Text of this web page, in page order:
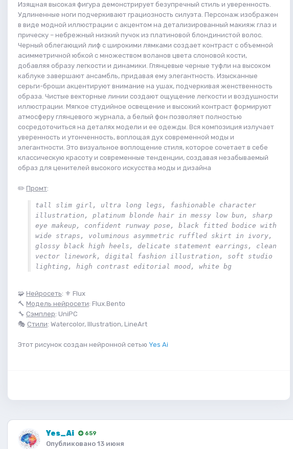
Изящная высокая фигура демонстрирует безупречный стиль и уверенность.
Удлиненные ноги подчеркивают грациозность силуэта. Персонаж изображен
в виде модной иллюстрации с акцентом на детализированный макияж глаз и
прическу – небрежный низкий пучок из платиновой блондинистой волос.
Черный облегающий лиф с широкими лямками создает контраст с объемной
асимметричной юбкой с множеством воланов цвета слоновой кости,
добавляя образу легкости и динамики. Глянцевые черные туфли на высоком
каблуке завершают ансамбль, придавая ему элегантность. Изысканные
серьги-броши акцентируют внимание на ушах, подчеркивая женственность
образа. Чистые векторные линии создают ощущение легкости и воздушности
иллюстрации. Мягкое студийное освещение и высокий контраст формируют
атмосферу глянцевого журнала, а белый фон позволяет полностью
сосредоточиться на деталях модели и ее одежды. Вся композиция излучает
уверенность и утонченность, воплощая дух современной моды и
элегантности. Это визуальное воплощение стиля, которое сочетает в себе
классическую красоту и современные тенденции, создавая незабываемый
образ для ценителей высокого искусства моды и дизайна
✏️ Промт:
tall slim girl, ultra long legs, fashionable character
illustration, platinum blonde hair in messy low bun, sharp
eye makeup, confident runway pose, black fitted bodice with
wide straps, voluminous asymmetric ruffled skirt in ivory,
glossy black high heels, delicate statement earrings, clean
vector linework, digital fashion illustration, soft studio
lighting, high contrast editorial mood, white bg
🧩 Нейросеть: ⚜️ Flux
🔨 Модель нейросети: Flux.Bento
🔧 Сэмплер: UniPC
🎭 Стили: Watercolor, Illustration, LineArt
Этот рисунок создан нейронной сетью Yes Ai
Yes_Ai 659
Опубликовано 13 июня